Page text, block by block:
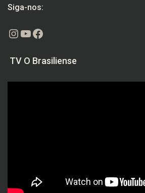
Siga-nos:
Instagram
Youtube
Facebook
TV O Brasiliense